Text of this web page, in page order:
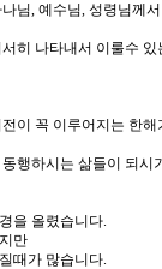
님, 예수님, 성령님께
히 나타내서 이룰수
이 꼭 이루어지는 한해
행하시는 삶들이 되시
을 올렸습니다.
만
때가 많습니다.